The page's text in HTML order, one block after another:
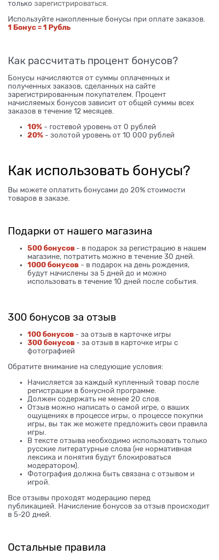
только зарегистрироваться.
Используйте накопленные бонусы при оплате заказов.
1 Бонус = 1 Рубль
Как рассчитать процент бонусов?
Бонусы начисляются от суммы оплаченных и
полученных заказов, сделанных на сайте
зарегистрированным покупателем. Процент
начисляемых бонусов зависит от общей суммы всех
заказов в течение 12 месяцев.
10% - гостевой уровень от 0 рублей
20% - золотой уровень от 10 000 рублей
Как использовать бонусы?
Вы можете оплатить бонусами до 20% стоимости
товаров в заказе.
Подарки от нашего магазина
500 бонусов - в подарок за регистрацию в нашем
магазине, потратить можно в течение 30 дней.
1000 бонусов - в подарок на день рождения,
будут начислены за 5 дней до и можно
использовать в течение 10 дней после события.
300 бонусов за отзыв
100 бонусов - за отзыв в карточке игры
300 бонусов - за отзыв в карточке игры с
фотографией
Обратите внимание на следующие условия:
Начисляется за каждый купленный товар после
регистрации в бонусной программе.
Должен содержать не менее 20 слов.
Отзыв можно написать о самой игре, о ваших
ощущениях в процессе игры, о процессе покупки
игры, вы так же можете предложить свои правила
игры.
В тексте отзыва необходимо использовать только
русские литературные слова (не нормативная
лексика и понятия будут блокироваться
модератором).
Фотография должна быть связана с отзывом и
игрой.
Все отзывы проходят модерацию перед
публикацией. Начисление бонусов за отзыв происходит
в 5-20 дней.
Остальные правила